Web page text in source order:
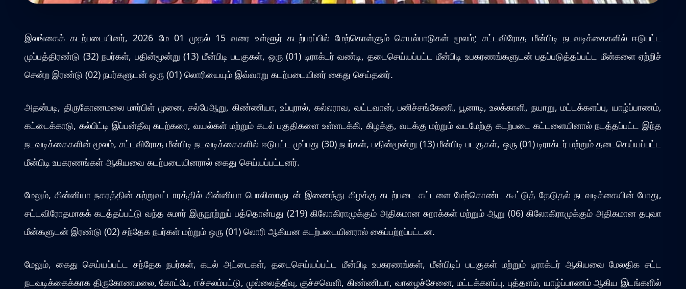
இலங்கைக் கடற்படையினர், 2026 மே 01 முதல் 15 வரை உள்ளூர் கடற்பரப்பில் மேற்கொள்ளும் செயல்பாடுகள் மூலம்; சட்டவிரோத மீன்பிடி நடவடிக்கைகளில் ஈடுபட்ட
முப்பத்திரண்டு (32) நபர்கள், பதின்மூன்று (13) மீன்பிடி படகுகள், ஒரு (01) டிராக்டர் வண்டி, தடைசெய்யப்பட்ட மீன்பிடி உபகரணங்களுடன் பதப்படுத்தப்பட்ட மீன்களை ஏற்றிச்
சென்ற இரண்டு (02) நபர்களுடன் ஒரு (01) லொரியையும் இவ்வாறு கடற்படையினர் கைது செய்தனர்.
அதன்படி, திருகோணமலை மார்பிள் முனை, சல்பேஆறு, கிண்ணியா, உப்புரால், கல்லராவ, வட்டவான், பனிச்சங்கேணி, பூனாடி, உலக்காளி, நயாறு, மட்டக்களப்பு, யாழ்ப்பாணம்,
கட்டைக்காடு, கல்பிட்டி இப்பன்தீவு கடற்கரை, வயல்கள் மற்றும் கடல் பகுதிகளை உள்ளடக்கி, கிழக்கு, வடக்கு மற்றும் வடமேற்கு கடற்படை கட்டளையினால் நடத்தப்பட்ட இந்த
நடவடிக்கைகளின் மூலம், சட்டவிரோத மீன்பிடி நடவடிக்கைகளில் ஈடுபட்ட முப்பது (30) நபர்கள், பதின்மூன்று (13) மீன்பிடி படகுகள், ஒரு (01) டிராக்டர் மற்றும் தடைசெய்யப்பட்ட
மீன்பிடி உபகரணங்கள் ஆகியவை கடற்படையினரால் கைது செய்யப்பட்டனர்.
மேலும், கின்னியா நகரத்தின் சுற்றுவட்டாரத்தில் கின்னியா பொலிஸாருடன் இணைந்து கிழக்கு கடற்படை கட்டளை மேற்கொண்ட கூட்டுத் தேடுதல் நடவடிக்கையின் போது,
சட்டவிரோதமாகக் கடத்தப்பட்டு வந்த சுமார் இருநூற்றுப் பத்தொன்பது (219) கிலோகிராமுக்கும் அதிகமான சுறாக்கள் மற்றும் ஆறு (06) கிலோகிராமுக்கும் அதிகமான தபுவா
மீன்களுடன் இரண்டு (02) சந்தேக நபர்கள் மற்றும் ஒரு (01) லொரி ஆகியன கடற்படையினரால் கைப்பற்றப்பட்டன.
மேலும், கைது செய்யப்பட்ட சந்தேக நபர்கள், கடல் அட்டைகள், தடைசெய்யப்பட்ட மீன்பிடி உபகரணங்கள், மீன்பிடிப் படகுகள் மற்றும் டிராக்டர் ஆகியவை மேலதிக சட்ட
நடவடிக்கைக்காக திருகோணமலை, கோட்பே, ஈச்சலம்பட்டு, முல்லைத்தீவு, குச்சவெளி, கிண்ணியா, வாழைச்சேனை, மட்டக்களப்பு, புத்தளம், யாழ்ப்பாணம் ஆகிய இடங்களில்